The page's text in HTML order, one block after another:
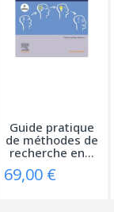
Guide pratique
de méthodes de
recherche en...
69,00 €